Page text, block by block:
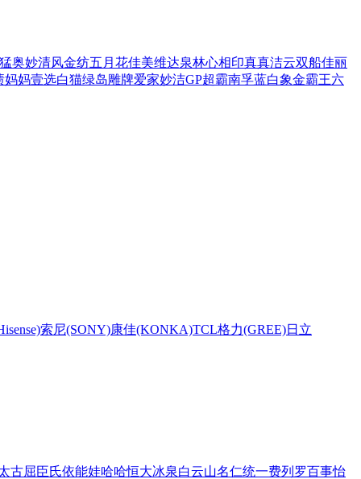
奥妙清风金纺五月花佳美维达泉林心相印真真洁云双船佳丽
妈妈壹选白猫绿岛雕牌爱家妙洁GP超霸南孚蓝白象金霸王六
索尼(SONY)康佳(KONKA)TCL格力(GREE)日立
古屈臣氏依能娃哈哈恒大冰泉白云山名仁统一费列罗百事怡